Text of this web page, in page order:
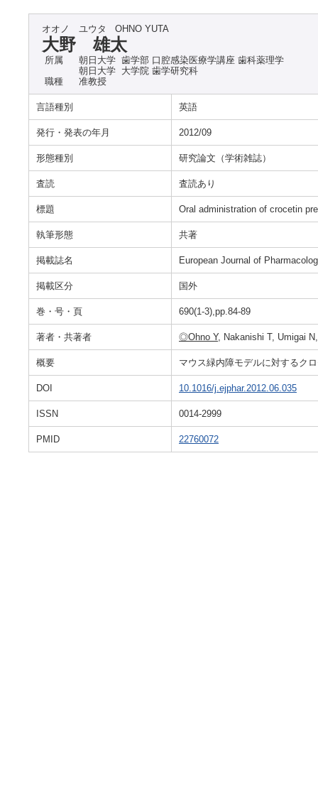
オオノ ユウタ OHNO YUTA
大野 雄太
所属
朝日大学 歯学部 口腔感染医療学講座 歯科薬理学
朝日大学 大学院 歯学研究科
職種
准教授
言語種別 英語
発行・発表の年月 2012/09
形態種別 研究論文（学術雑誌）
査読 査読あり
標題 Oral administration of crocetin
執筆形態 共著
掲載誌名 European Journal of
掲載区分 国外
巻・号・頁 690(1-3),pp.84-89
著者・共著者 ◎Ohno Y, Nakanishi T, Umigai
概要 マウス緑内障モデルに対するク
DOI 10.1016/j.ejphar.2012.06.035
ISSN 0014-2999
PMID 22760072